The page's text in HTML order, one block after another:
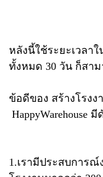
หลังนี้ใช้ระยะเวลา
ทั้งหมด 30 วัน ก็สา
ข้อดีของ สร้างโรงง
Happy​Warehouse
1.เรามีประสบการณ์